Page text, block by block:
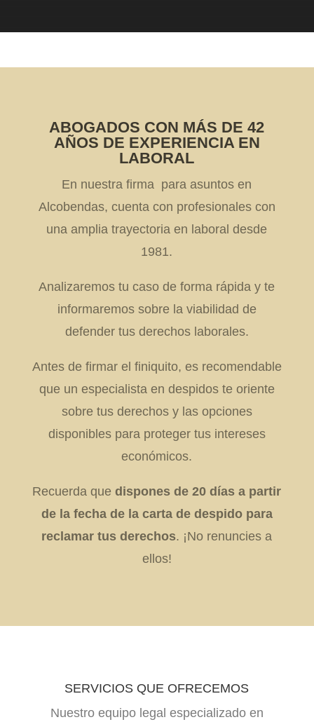
ABOGADOS CON MÁS DE 42
AÑOS DE EXPERIENCIA EN
LABORAL
En nuestra firma para asuntos en
Alcobendas, cuenta con profesionales con
una amplia trayectoria en laboral desde
1981.
Analizaremos tu caso de forma rápida y te
informaremos sobre la viabilidad de
defender tus derechos laborales.
Antes de firmar el finiquito, es recomendable
que un especialista en despidos te oriente
sobre tus derechos y las opciones
disponibles para proteger tus intereses
económicos.
Recuerda quedispones de 20 días a partir
de la fecha de la carta de despido para
reclamar tus derechos. ¡No renuncies a
ellos!
SERVICIOS QUE OFRECEMOS
Nuestro equipo legal especializado en